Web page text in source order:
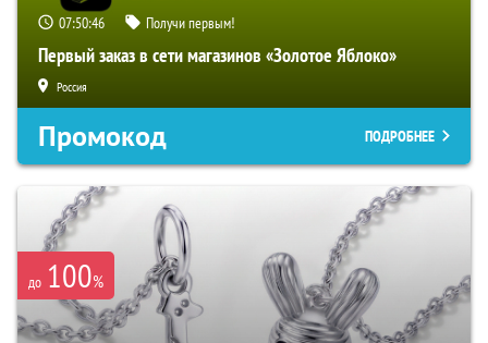
07:50:45 Получи первым!
Первый заказ в сети магазинов «Золотое Яблоко»
Россия
Промокод ПОДРОБНЕЕ
до 100%